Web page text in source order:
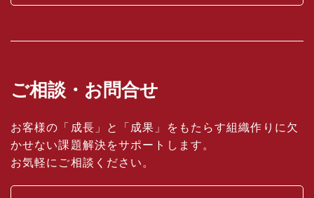
ご相談・お問合せ
お客様の「成長」と「成果」をもたらす組織作りに欠
かせない課題解決をサポートします。
お気軽にご相談ください。